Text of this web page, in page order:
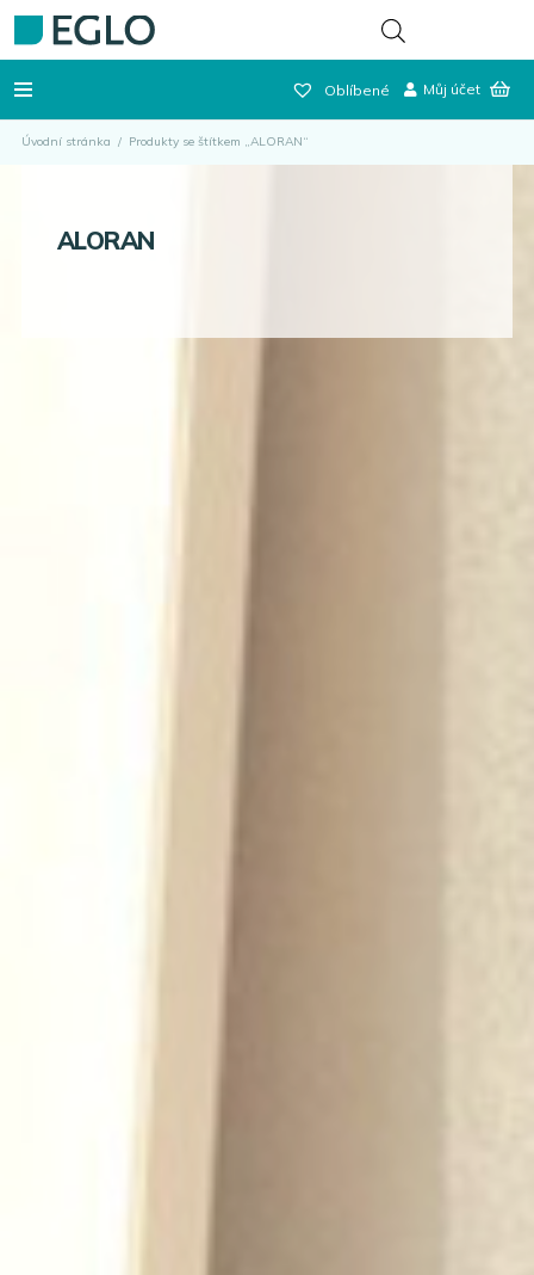
Oblíbené Můj účet
Úvodní stránka / Produkty se štítkem „ALORAN“
ALORAN